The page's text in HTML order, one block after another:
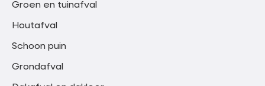
Groen en tuinafval
Houtafval
Schoon puin
Grondafval